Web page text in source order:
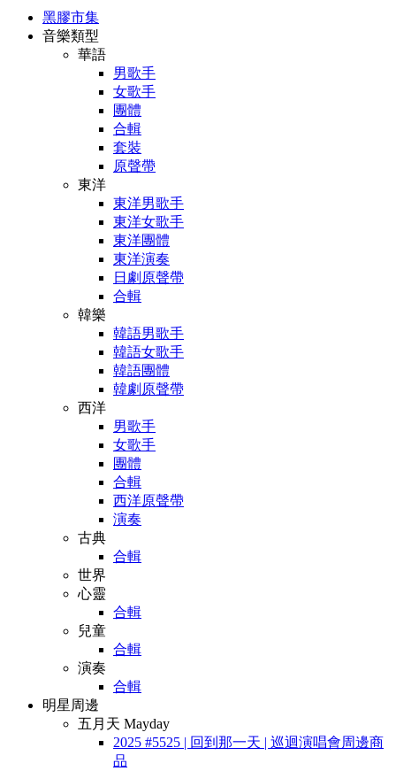
黑膠市集
音樂類型
華語
男歌手
女歌手
團體
合輯
套裝
原聲帶
東洋
東洋男歌手
東洋女歌手
東洋團體
東洋演奏
日劇原聲帶
合輯
韓樂
韓語男歌手
韓語女歌手
韓語團體
韓劇原聲帶
西洋
男歌手
女歌手
團體
合輯
西洋原聲帶
演奏
古典
合輯
世界
心靈
合輯
兒童
合輯
演奏
合輯
明星周邊
五月天 Mayday
2025 #5525 | 回到那一天 | 巡迴演唱會周邊商
品